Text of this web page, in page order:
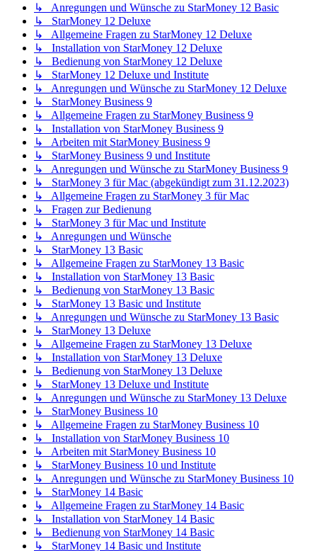
↳ Anregungen und Wünsche zu StarMoney 12 Basic
↳ StarMoney 12 Deluxe
↳ Allgemeine Fragen zu StarMoney 12 Deluxe
↳ Installation von StarMoney 12 Deluxe
↳ Bedienung von StarMoney 12 Deluxe
↳ StarMoney 12 Deluxe und Institute
↳ Anregungen und Wünsche zu StarMoney 12 Deluxe
↳ StarMoney Business 9
↳ Allgemeine Fragen zu StarMoney Business 9
↳ Installation von StarMoney Business 9
↳ Arbeiten mit StarMoney Business 9
↳ StarMoney Business 9 und Institute
↳ Anregungen und Wünsche zu StarMoney Business 9
↳ StarMoney 3 für Mac (abgekündigt zum 31.12.2023)
↳ Allgemeine Fragen zu StarMoney 3 für Mac
↳ Fragen zur Bedienung
↳ StarMoney 3 für Mac und Institute
↳ Anregungen und Wünsche
↳ StarMoney 13 Basic
↳ Allgemeine Fragen zu StarMoney 13 Basic
↳ Installation von StarMoney 13 Basic
↳ Bedienung von StarMoney 13 Basic
↳ StarMoney 13 Basic und Institute
↳ Anregungen und Wünsche zu StarMoney 13 Basic
↳ StarMoney 13 Deluxe
↳ Allgemeine Fragen zu StarMoney 13 Deluxe
↳ Installation von StarMoney 13 Deluxe
↳ Bedienung von StarMoney 13 Deluxe
↳ StarMoney 13 Deluxe und Institute
↳ Anregungen und Wünsche zu StarMoney 13 Deluxe
↳ StarMoney Business 10
↳ Allgemeine Fragen zu StarMoney Business 10
↳ Installation von StarMoney Business 10
↳ Arbeiten mit StarMoney Business 10
↳ StarMoney Business 10 und Institute
↳ Anregungen und Wünsche zu StarMoney Business 10
↳ StarMoney 14 Basic
↳ Allgemeine Fragen zu StarMoney 14 Basic
↳ Installation von StarMoney 14 Basic
↳ Bedienung von StarMoney 14 Basic
↳ StarMoney 14 Basic und Institute